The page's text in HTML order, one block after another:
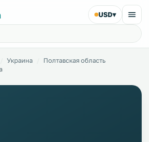
USD▾
Украина
Полтавская область